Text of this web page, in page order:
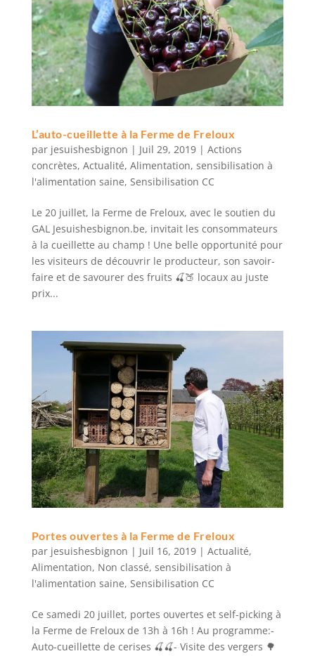
L’auto-cueillette à la Ferme de Freloux
par jesuishesbignon | Juil 29, 2019| Actions
concrètes, Actualité, Alimentation, sensibilisation à
l'alimentation saine, Sensibilisation CC
Le 20 juillet, la Ferme de Freloux, avec le soutien du
GAL Jesuishesbignon.be, invitait les consommateurs
à la cueillette au champ ! Une belle opportunité pour
les visiteurs de découvrir le producteur, son savoir-
faire et de savourer des fruits 🍒🍑 locaux au juste
prix...
Portes ouvertes à la Ferme de Freloux
par jesuishesbignon | Juil 16, 2019| Actualité,
Alimentation, Non classé, sensibilisation à
l'alimentation saine, Sensibilisation CC
Ce samedi 20 juillet, portes ouvertes et self-picking à
la Ferme de Freloux de 13h à 16h ! Au programme:-
Auto-cueillette de cerises 🍒🍒- Visite des vergers 🌳